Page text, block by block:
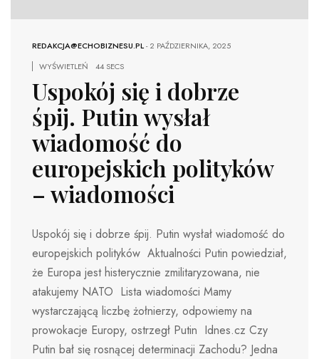
REDAKCJA@ECHOBIZNESU.PL-2 PAŹDZIERNIKA, 2025
WYŚWIETLEŃ
44 SECS
Uspokój się i dobrze
śpij. Putin wysłał
wiadomość do
europejskich polityków
– wiadomości
Uspokój się i dobrze śpij. Putin wysłał wiadomość do
europejskich polityków Aktualności Putin powiedział,
że Europa jest histerycznie zmilitaryzowana, nie
atakujemy NATO Lista wiadomości Mamy
wystarczającą liczbę żołnierzy, odpowiemy na
prowokacje Europy, ostrzegł Putin Idnes.cz Czy
Putin bał się rosnącej determinacji Zachodu? Jedna